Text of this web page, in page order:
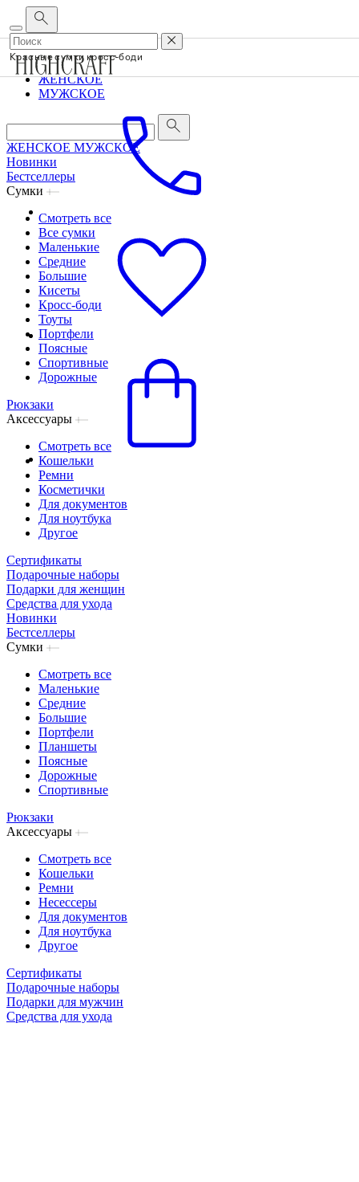
Корпоративным клиентам • О бренде
ЖЕНСКОЕ
МУЖСКОЕ
ЖЕНСКОЕ МУЖСКОЕ
Новинки
Бестселлеры
Сумки
Смотреть все
Все сумки
Маленькие
Средние
Большие
Кисеты
Кросс-боди
Тоуты
Портфели
Поясные
Спортивные
Дорожные
Рюкзаки
Аксессуары
Смотреть все
Кошельки
Ремни
Косметички
Для документов
Для ноутбука
Другое
Сертификаты
Подарочные наборы
Подарки для женщин
Средства для ухода
Новинки
Бестселлеры
Сумки
Смотреть все
Маленькие
Средние
Большие
Портфели
Планшеты
Поясные
Дорожные
Спортивные
Рюкзаки
Аксессуары
Смотреть все
Кошельки
Ремни
Несессеры
Для документов
Для ноутбука
Другое
Сертификаты
Подарочные наборы
Подарки для мужчин
Средства для ухода
Красные сумки кросс-боди